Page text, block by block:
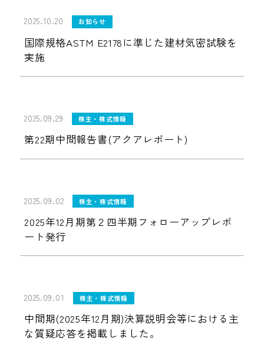
2025.10.20 お知らせ
国際規格ASTM E2178に準じた建材気密試験を
実施
2025.09.29 株主・株式情報
第22期中間報告書(アクアレポート)
2025.09.02 株主・株式情報
2025年12月期第２四半期フォローアップレポ
ート発行
2025.09.01 株主・株式情報
中間期(2025年12月期)決算説明会等における主
な質疑応答を掲載しました。